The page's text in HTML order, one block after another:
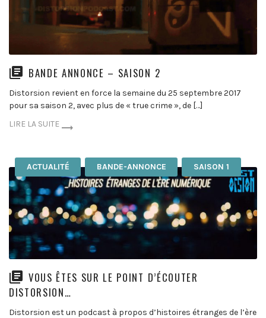
BANDE ANNONCE – SAISON 2
Distorsion revient en force la semaine du 25 septembre 2017
pour sa saison 2, avec plus de « true crime », de […]
LIRE LA SUITE
ACTUALITÉ BANDE-ANNONCE SAISON 1
VOUS ÊTES SUR LE POINT D’ÉCOUTER
DISTORSION…
Distorsion est un podcast à propos d’histoires étranges de l’ère